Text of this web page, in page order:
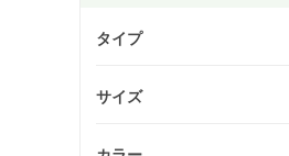
タイプ
サイズ